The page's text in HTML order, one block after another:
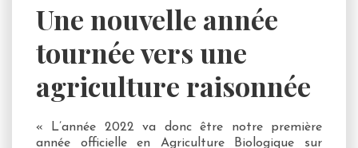
Une nouvelle année
tournée vers une
agriculture raisonnée
« L’année 2022 va donc être notre première
année officielle en Agriculture Biologique sur